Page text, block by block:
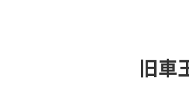
旧車